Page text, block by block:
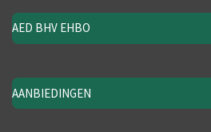
AED BHV EHBO
AANBIEDINGEN